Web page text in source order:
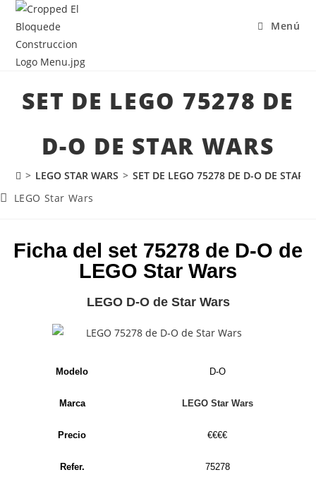
Menú
SET DE LEGO 75278 DE
D-O DE STAR WARS
> LEGO STAR WARS > SET DE LEGO 75278 DE D-O DE STAR
LEGO Star Wars
Ficha del set 75278 de D-O de
LEGO Star Wars
LEGO D-O de Star Wars
Modelo D-O
Marca LEGO Star Wars
Precio €€€€
Refer. 75278